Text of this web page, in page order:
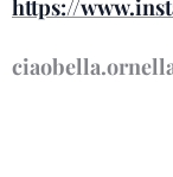
https://